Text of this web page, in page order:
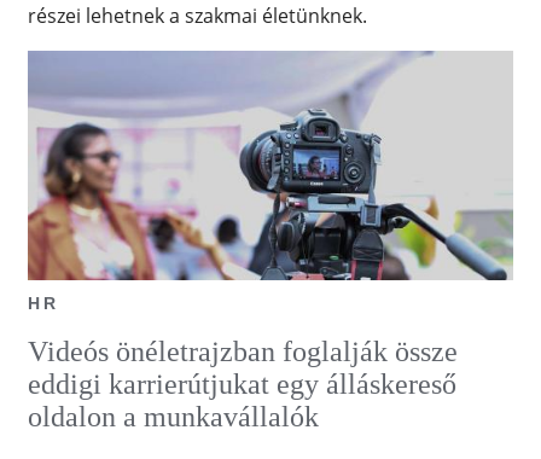
részei lehetnek a szakmai életünknek.
HR
Videós önéletrajzban foglalják össze
eddigi karrierútjukat egy álláskereső
oldalon a munkavállalók